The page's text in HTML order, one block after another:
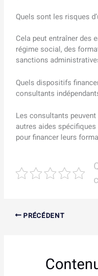
Quels sont les risques
Cela peut entraîner des
régime social, des
sanctions
Quels dispositifs
consultants
Les consultants peuvent
autres aides
pour financer leurs
PRÉCÉDENT